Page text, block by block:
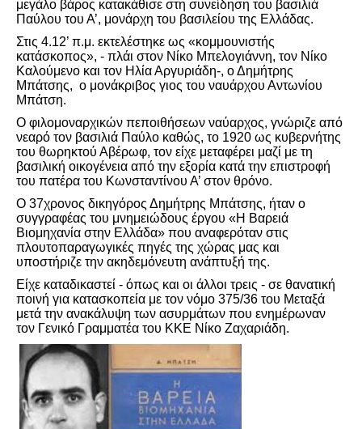
μεγάλο βάρος κατακάθισε στη συνείδηση του βασιλιά
Παύλου του Α’, μονάρχη του βασιλείου της Ελλάδας.
Στις 4.12’ π.μ. εκτελέστηκε ως «κομμουνιστής
κατάσκοπος», - πλάι στον Νίκο Μπελογιάννη, τον Νίκο
Καλούμενο και τον Ηλία Αργυριάδη-, ο Δημήτρης
Μπάτσης, ο μονάκριβος γιος του ναυάρχου Αντωνίου
Μπάτση.
Ο φιλομοναρχικών πεποιθήσεων ναύαρχος, γνώριζε από
νεαρό τον βασιλιά Παύλο καθώς, το 1920 ως κυβερνήτης
του θωρηκτού Αβέρωφ, τον είχε μεταφέρει μαζί με τη
βασιλική οικογένεια από την εξορία κατά την επιστροφή
του πατέρα του Κωνσταντίνου Α’ στον θρόνο.
Ο 37χρονος δικηγόρος Δημήτρης Μπάτσης, ήταν ο
συγγραφέας του μνημειώδους έργου «Η Bαρειά
Βιομηχανία στην Ελλάδα» που αναφερόταν στις
πλουτοπαραγωγικές πηγές της χώρας μας και
υποστήριζε την ακηδεμόνευτη ανάπτυξή της.
Είχε καταδικαστεί - όπως και οι άλλοι τρεις - σε θανατική
ποινή για κατασκοπεία με τον νόμο 375/36 του Μεταξά
μετά την ανακάλυψη των ασυρμάτων που ενημέρωναν
τον Γενικό Γραμματέα του ΚΚΕ Νίκο Ζαχαριάδη.